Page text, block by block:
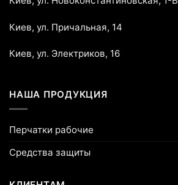
Киев, ул. Причальная, 14
Киев, ул. Электриков, 16
НАША ПРОДУКЦИЯ
Перчатки рабочие
Средства защиты